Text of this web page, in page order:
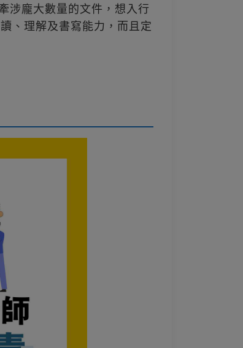
涉龐大數量的文件，想入行
、理解及書寫能力，而且定